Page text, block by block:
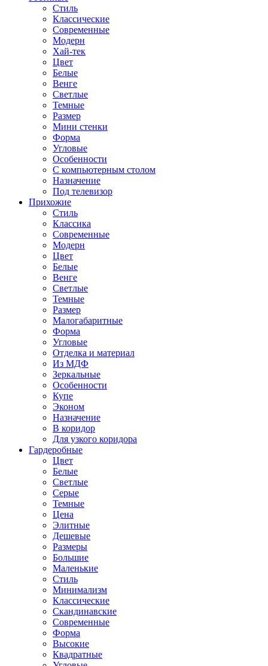
Стиль
Классические
Современные
Модерн
Хай-тек
Цвет
Белые
Венге
Светлые
Темные
Размер
Мини стенки
Форма
Угловые
Особенности
С компьютерным столом
Назначение
Под телевизор
Прихожие
Стиль
Классика
Современные
Модерн
Цвет
Белые
Венге
Светлые
Темные
Размер
Малогабаритные
Форма
Угловые
Отделка и материал
Из МДФ
Зеркальные
Особенности
Купе
Эконом
Назначение
В коридор
Для узкого коридора
Гардеробные
Цвет
Белые
Светлые
Серые
Темные
Цена
Элитные
Дешевые
Размеры
Большие
Маленькие
Стиль
Минимализм
Классические
Скандинавские
Современные
Форма
Высокие
Квадратные